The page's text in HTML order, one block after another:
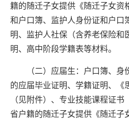
籍的随迁子女提供《随迁子女资
和户口簿、
监护人身份证和户口
明、 监护人社保（含养老保险和
明、 高中阶段学籍表等材料。
（二）应届生：户口簿、身份
的应届毕业证明、学籍证明、
《
（见附件）、 专业技能课程证书
省户籍的随迁子女提供《随迁子